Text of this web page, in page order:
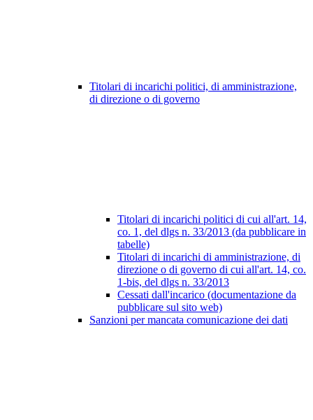
Titolari di incarichi politici, di amministrazione,
di direzione o di governo
Titolari di incarichi politici di cui all'art. 14,
co. 1, del dlgs n. 33/2013 (da pubblicare in
tabelle)
Titolari di incarichi di amministrazione, di
direzione o di governo di cui all'art. 14, co.
1-bis, del dlgs n. 33/2013
Cessati dall'incarico (documentazione da
pubblicare sul sito web)
Sanzioni per mancata comunicazione dei dati